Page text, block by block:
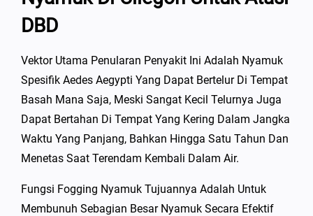
DBD
Vektor Utama Penularan Penyakit Ini Adalah Nyamuk
Spesifik Aedes Aegypti Yang Dapat Bertelur Di Tempat
Basah Mana Saja, Meski Sangat Kecil Telurnya Juga
Dapat Bertahan Di Tempat Yang Kering Dalam Jangka
Waktu Yang Panjang, Bahkan Hingga Satu Tahun Dan
Menetas Saat Terendam Kembali Dalam Air.
Fungsi Fogging Nyamuk Tujuannya Adalah Untuk
Membunuh Sebagian Besar Nyamuk Secara Efektif